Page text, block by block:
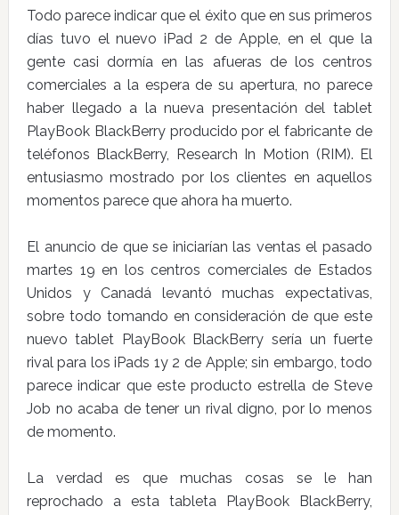
Todo parece indicar que el éxito que en sus primeros
días tuvo el nuevo iPad 2 de Apple, en el que la
gente casi dormía en las afueras de los centros
comerciales a la espera de su apertura, no parece
haber llegado a la nueva presentación del tablet
PlayBook BlackBerry producido por el fabricante de
teléfonos BlackBerry, Research In Motion (RIM). El
entusiasmo mostrado por los clientes en aquellos
momentos parece que ahora ha muerto.
El anuncio de que se iniciarían las ventas el pasado
martes 19 en los centros comerciales de Estados
Unidos y Canadá levantó muchas expectativas,
sobre todo tomando en consideración de que este
nuevo tablet PlayBook BlackBerry sería un fuerte
rival para los iPads 1y 2 de Apple; sin embargo, todo
parece indicar que este producto estrella de Steve
Job no acaba de tener un rival digno, por lo menos
de momento.
La verdad es que muchas cosas se le han
reprochado a esta tableta PlayBook BlackBerry,